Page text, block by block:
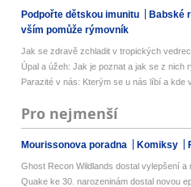
Podpořte dětskou imunitu Babské
vším pomůže rýmovník
Jak se zdravě zchladit v tropických
Úpal a úžeh: Jak je poznat a jak se z nich
Parazité v nás: Kterým se u nás líbí a kde
Pro nejmenší
Mourissonova poradna Komiksy
Ghost Recon Wildlands dostal vylepšení a
Quake ke 30. narozeninám dostal novou